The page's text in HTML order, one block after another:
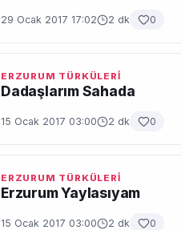
29 Ocak 2017 17:02 2 dk 0
ERZURUM TÜRKÜLERİ
Dadaşlarım Sahada
15 Ocak 2017 03:00 2 dk 0
ERZURUM TÜRKÜLERİ
Erzurum Yaylasıyam
15 Ocak 2017 03:00 2 dk 0